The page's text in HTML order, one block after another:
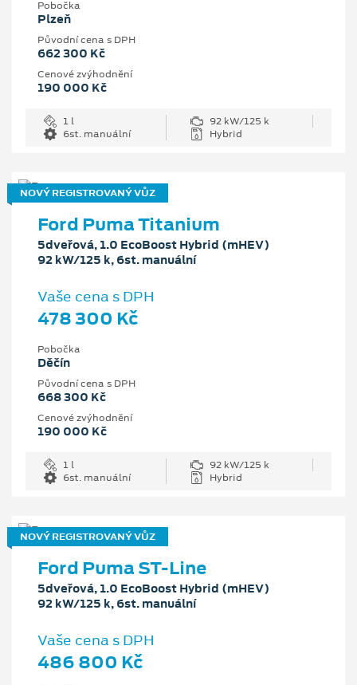
Pobočka
Plzeň
Původní cena s DPH
662 300 Kč
Cenové zvýhodnění
190 000 Kč
1 l
92 kW/125 k
6st. manuální
Hybrid
NOVÝ REGISTROVANÝ VŮZ
Ford Puma Titanium
5dveřová, 1.0 EcoBoost Hybrid (mHEV)
92 kW/125 k, 6st. manuální
Vaše cena s DPH
478 300 Kč
Pobočka
Děčín
Původní cena s DPH
668 300 Kč
Cenové zvýhodnění
190 000 Kč
1 l
92 kW/125 k
6st. manuální
Hybrid
NOVÝ REGISTROVANÝ VŮZ
Ford Puma ST-Line
5dveřová, 1.0 EcoBoost Hybrid (mHEV)
92 kW/125 k, 6st. manuální
Vaše cena s DPH
486 800 Kč